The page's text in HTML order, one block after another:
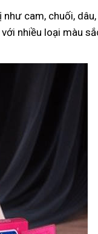
cam, chuối, dâu,
với nhiều loại màu